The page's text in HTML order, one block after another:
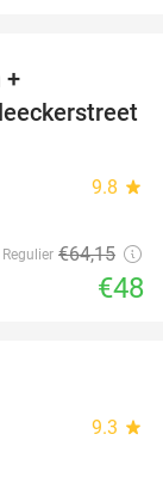
+
9.8 star
Regulier €64,15
€48
9.3 star